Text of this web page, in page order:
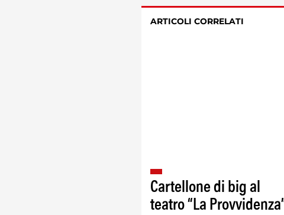
ARTICOLI CORRELATI
Cartellone di big al
teatro “La